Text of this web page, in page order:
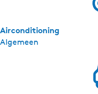
Algemeen
Airconditioning
f
o